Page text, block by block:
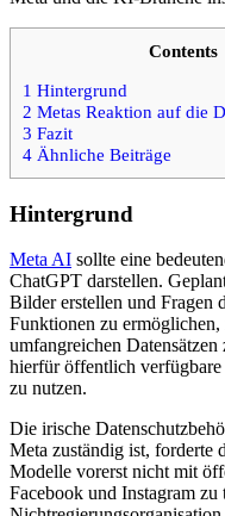
Contents
1 Hintergrund
2 Metas Reaktion auf die
3 Fazit
4 Ähnliche Beiträge
Hintergrund
Meta AI sollte eine
ChatGPT darstellen.
Bilder erstellen und Fragen
Funktionen zu
umfangreichen
hierfür öffentlich
zu nutzen.
Die irische
Meta zuständig ist, forderte
Modelle vorerst nicht mit
Facebook und Instagram